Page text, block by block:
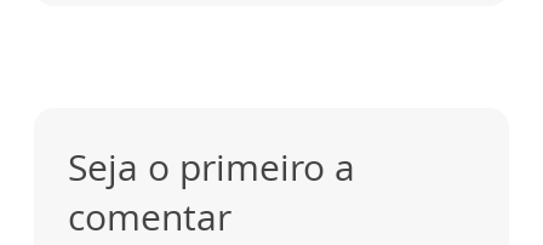
Seja o primeiro a
comentar